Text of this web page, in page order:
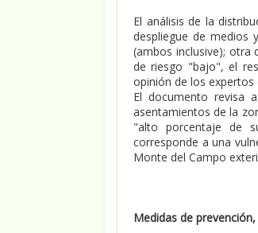
El análisis de la
despliegue de medios
(ambos inclusive); otra
de riesgo "bajo", el
opinión de los expertos
El documento revisa
asentamientos de la
"alto porcentaje de
corresponde a una
Monte del Campo
Medidas de